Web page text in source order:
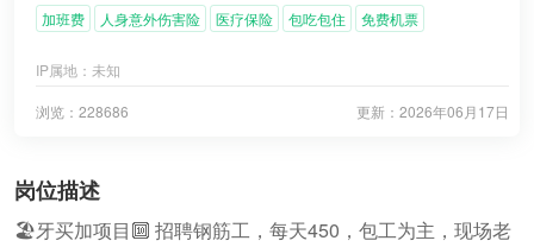
加班费 人身意外伤害险 医疗保险 包吃包住 免费机票
IP属地： 未知
更新： 2026年06月17日
浏览：228686
岗位描述
🏖️牙买加项目🔟 招聘钢筋工，每天450，包工为主，现场老